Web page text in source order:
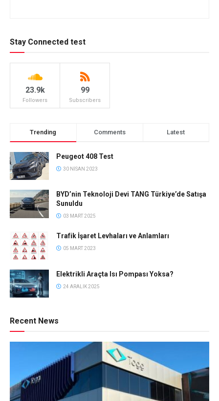
Stay Connected test
23.9k
Followers
99
Subscribers
Trending Comments Latest
Peugeot 408 Test
30 NISAN 2023
BYD’nin Teknoloji Devi TANG Türkiye’de Satışa
Sunuldu
03 MART 2025
Trafik İşaret Levhaları ve Anlamları
05 MART 2023
Elektrikli Araçta Isı Pompası Yoksa?
24 ARALIK 2025
Recent News